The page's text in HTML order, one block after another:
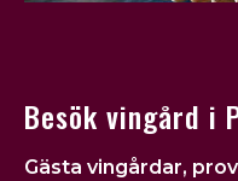
Besök vingård i
Gästa vingårdar,